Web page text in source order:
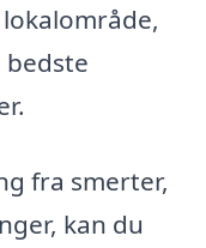
bedste
fra smerter,
kan du